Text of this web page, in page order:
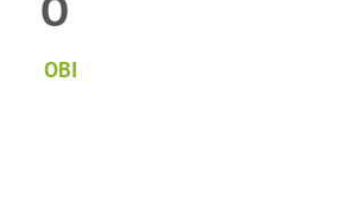
OBI